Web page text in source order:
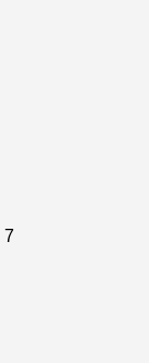
7